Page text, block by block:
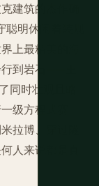
建筑的杰作确
明休闲着装规
上最精美的海
到岩石——王
时壮观且略
级方程式赛
拉博、穿过隧
人来说都是真